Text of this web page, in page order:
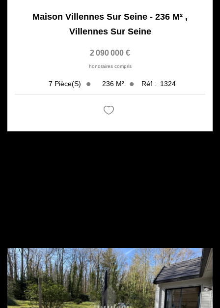
Maison Villennes Sur Seine - 236 M² ,
Villennes Sur Seine
2 090 000 €
honoraires compris
7 Pièce(s) 236 M² Réf : 1324